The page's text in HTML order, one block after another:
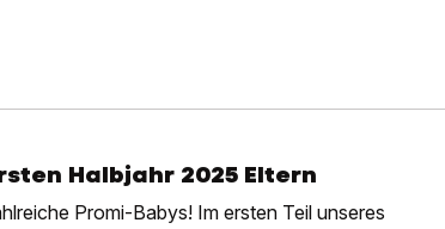
Halbjahr 2025 Eltern
Promi-Babys! Im ersten Teil unseres